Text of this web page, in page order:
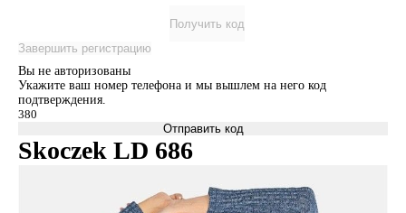
Получить код
Завершить регистрацию
Вы не авторизованы
Укажите ваш номер телефона и мы вышлем на него код
подтверждения.
Отправить код
Skoczek LD 686